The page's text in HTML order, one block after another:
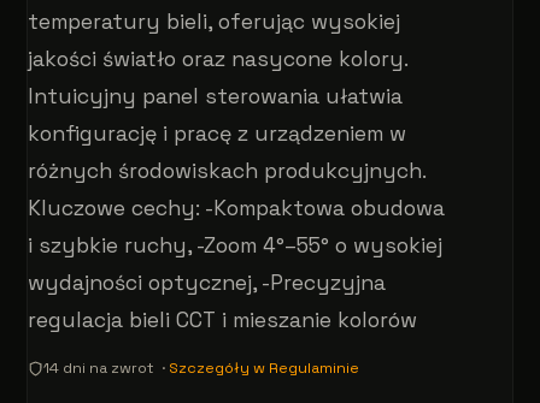
temperatury bieli, oferując wysokiej
jakości światło oraz nasycone kolory.
Intuicyjny panel sterowania ułatwia
konfigurację i pracę z urządzeniem w
różnych środowiskach produkcyjnych.
Kluczowe cechy: -Kompaktowa obudowa
i szybkie ruchy, -Zoom 4°–55° o wysokiej
wydajności optycznej, -Precyzyjna
regulacja bieli CCT i mieszanie kolorów
14 dni na zwrot · Szczegóły w Regulaminie